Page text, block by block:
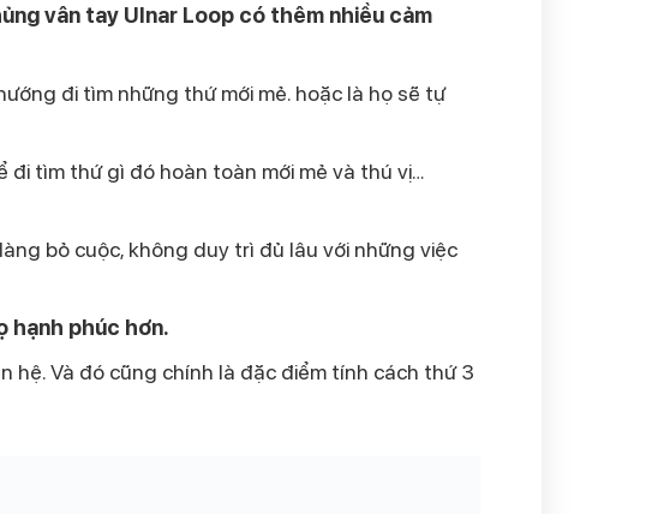
vân tay Ulnar Loop có thêm nhiều cảm
đi tìm những thứ mới mẻ. hoặc là họ sẽ tự
tìm thứ gì đó hoàn toàn mới mẻ và thú vị…
bỏ cuộc, không duy trì đủ lâu với những việc
hạnh phúc hơn.
hệ. Và đó cũng chính là đặc điểm tính cách thứ 3